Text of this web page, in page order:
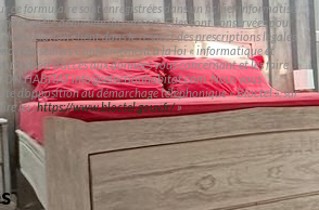
ce formulaire sont enregistrées dans un fichier informatisé
votre demande de contact. Elles sont conservées pour
la relation client dans le respect des prescriptions légales
conseillers Conformément à la loi « informatique et
droit d'accès aux données vous concernant et les faire
HABITAT info@selectionhabitat.com. Nous vous
d'opposition au démarchage téléphonique « Bloctel », sur
ici :https://www.bloctel.gouv.fr/»